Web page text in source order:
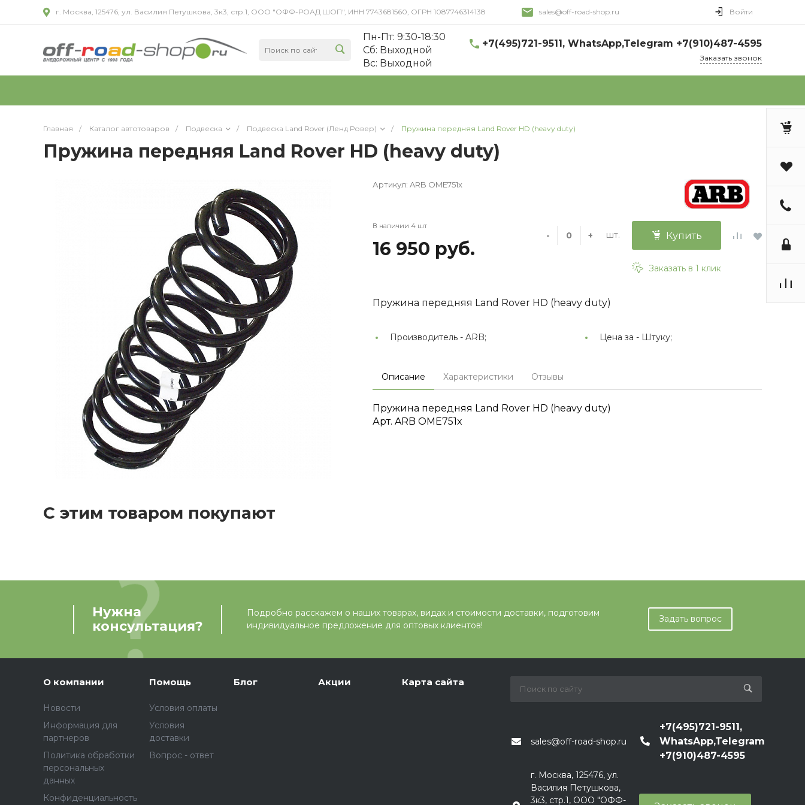
г. Москва, 125476, ул. Василия Петушкова, 3к3, стр.1, ООО "ОФФ-РОАД ШОП", ИНН 7743681560, ОГРН 1087746314138 sales@off-road-shop.ru Войти
Пн-Пт: 9:30-18:30
Cб: Выходной
Вс: Выходной
+7(495)721-9511, WhatsApp,Telegram +7(910)487-4595
Заказать звонок
Главная / Каталог автотоваров / Подвеска / Подвеска Land Rover (Ленд Ровер) / Пружина передняя Land Rover HD (heavy duty)
Пружина передняя Land Rover HD (heavy duty)
Артикул: ARB OME751x
В наличии 4 шт
16 950 руб.
- + шт. Купить
Заказать в 1 клик
Пружина передняя Land Rover HD (heavy duty)
Производитель - ARB; Цена за - Штуку;
Описание Характеристики Отзывы
Пружина передняя Land Rover HD (heavy duty)
Арт. ARB OME751x
С этим товаром покупают
Нужна
консультация?
Подробно расскажем о наших товарах, видах и стоимости доставки, подготовим
индивидуальное предложение для оптовых клиентов!
Задать вопрос
О компании
Новости
Информация для
партнеров
Политика обработки
персональных
данных
Конфиденциальность
Помощь
Условия оплаты
Условия
доставки
Вопрос - ответ
Блог Акции Карта сайта
sales@off-road-shop.ru
+7(495)721-9511,
WhatsApp,Telegram
+7(910)487-4595
г. Москва, 125476, ул.
Василия Петушкова,
3к3, стр.1, ООО "ОФФ-